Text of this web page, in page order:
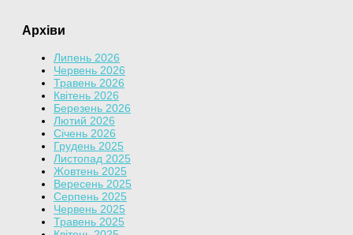
Архіви
Липень 2026
Червень 2026
Травень 2026
Квітень 2026
Березень 2026
Лютий 2026
Січень 2026
Грудень 2025
Листопад 2025
Жовтень 2025
Вересень 2025
Серпень 2025
Червень 2025
Травень 2025